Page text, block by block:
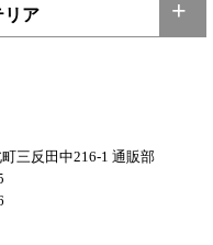
リア
三反田中216-1 通販部